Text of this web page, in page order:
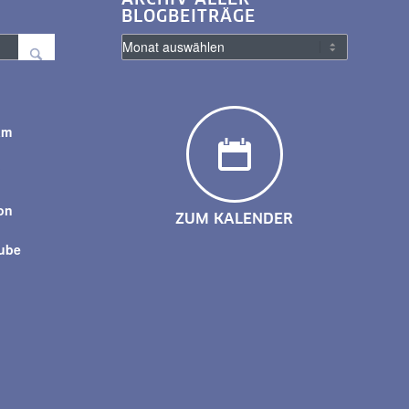
BLOGBEITRÄGE
ZUM KALENDER